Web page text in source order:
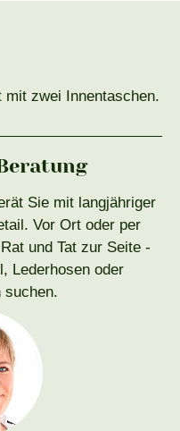
mit zwei Innentaschen.
Sie mit langjähriger
Vor Ort oder per
und Tat zur Seite -
Lederhosen oder
suchen.